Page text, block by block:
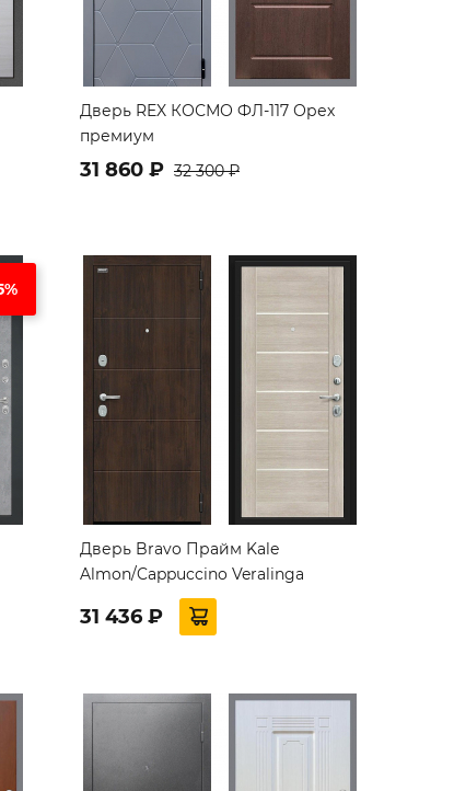
Дверь REX КОСМО ФЛ-117 Орех
премиум
31 860 ₽ 32 300 ₽
Дверь Bravo Прайм Kale
Almon/Cappuccino Veralinga
31 436 ₽